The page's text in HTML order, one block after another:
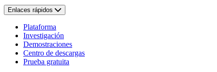
Enlaces rápidos
Plataforma
Investigación
Demostraciones
Centro de descargas
Prueba gratuita